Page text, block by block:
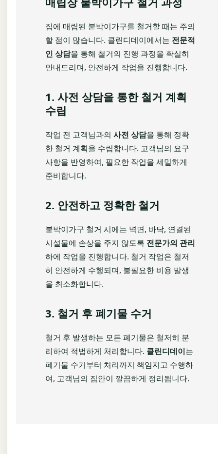
집에 매립된 붙박이가구를 철거할 때는 주의
할 점이 많습니다. 클린디데이에서는 전문적
인 상담을 통해 철거의 진행 과정을 확실히
안내드리며, 안전하게 작업을 진행합니다.
1. 사전 상담을 통한 철거 계획
수립
작업 전 고객님과의 사전 상담을 통해 정확
한 철거 계획을 수립합니다. 고객님의 요구
사항을 반영하여, 필요한 작업을 세밀하게
준비합니다.
2. 안전하고 정확한 철거
붙박이가구 철거 시에는 벽면, 바닥, 연결된
시설물에 손상을 주지 않도록 전문가의 관리
하에 작업을 진행합니다. 철거 작업은 철저
히 안전하게 수행되며, 불필요한 비용 발생
을 최소화합니다.
3. 철거 후 폐기물 수거
철거 후 발생하는 모든 폐기물은 철저히 분
리하여 적법하게 처리합니다. 클린디데이는
폐기물 수거부터 처리까지 책임지고 수행하
여, 고객님의 집안이 깔끔하게 정리됩니다.